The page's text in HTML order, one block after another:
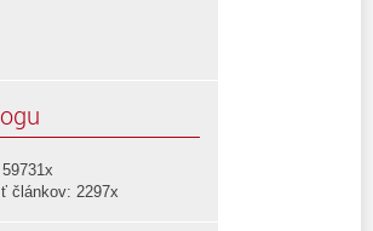
článkov: 2297x